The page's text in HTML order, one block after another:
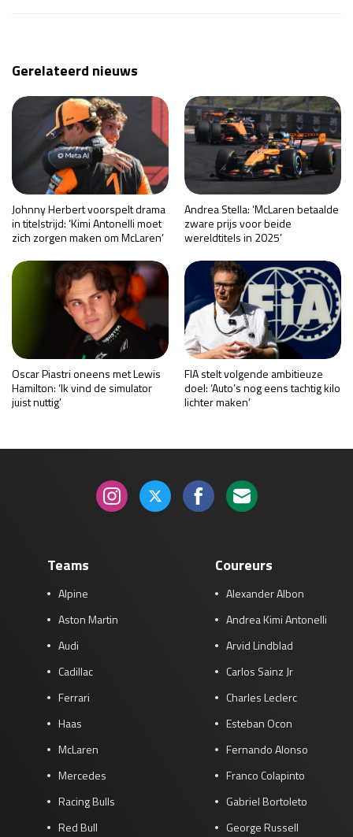
Gerelateerd nieuws
Johnny Herbert voorspelt drama
in titelstrijd: ‘Kimi Antonelli moet
zich zorgen maken om McLaren’
Andrea Stella: ‘McLaren betaalde
zware prijs voor beide
wereldtitels in 2025’
Oscar Piastri oneens met Lewis
Hamilton: ‘Ik vind de simulator
juist nuttig’
FIA stelt volgende ambitieuze
doel: ‘Auto’s nog eens tachtig kilo
lichter maken’
Teams
Alpine
Aston Martin
Audi
Cadillac
Ferrari
Haas
McLaren
Mercedes
Racing Bulls
Red Bull
Coureurs
Alexander Albon
Andrea Kimi Antonelli
Arvid Lindblad
Carlos Sainz Jr
Charles Leclerc
Esteban Ocon
Fernando Alonso
Franco Colapinto
Gabriel Bortoleto
George Russell